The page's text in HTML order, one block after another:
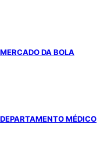
MERCADO DA BOLA
DEPARTAMENTO MÉDICO